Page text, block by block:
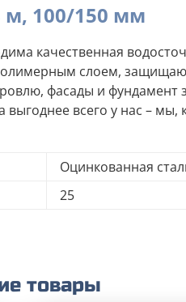
м, 100/150 мм
качественная
слоем,
фасады и фундамент
всего у нас –
Оцинкованная
25
товары